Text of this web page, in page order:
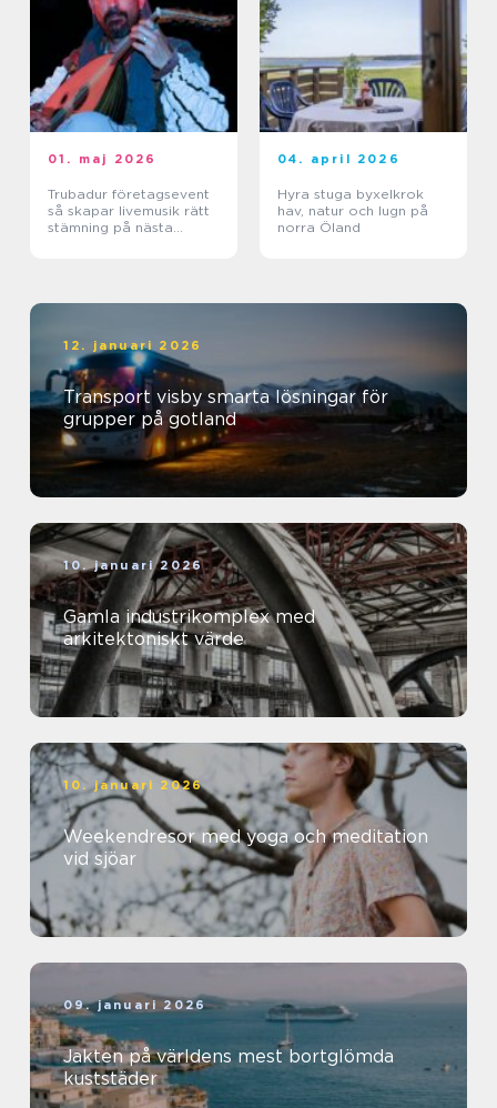
01. maj 2026
Trubadur företagsevent
så skapar livemusik rätt
stämning på nästa
04. april 2026
Hyra stuga byxelkrok
hav, natur och lugn på
norra Öland
12. januari 2026
Transport visby smarta lösningar för
grupper på gotland
10. januari 2026
Gamla industrikomplex med
arkitektoniskt värde
10. januari 2026
Weekendresor med yoga och meditation
vid sjöar
09. januari 2026
Jakten på världens mest bortglömda
kuststäder